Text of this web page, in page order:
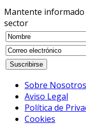
Mantente informado
sector
Sobre Nosotros
Aviso Legal
Política de
Cookies